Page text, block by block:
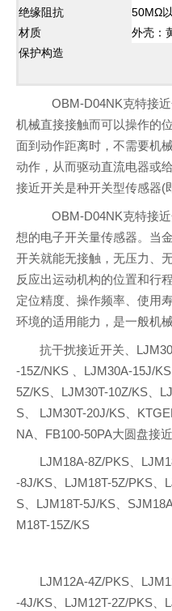
绝缘阻抗
50MΩ
材质
外壳
保护构造
OBM-D04NK克特接
机械直接接触而可以操作的
面到动作距离时，不需要机
动作，从而驱动直流电器或
接近开关是种开关型传感器(
OBM-D04NK克特接
想的电子开关量传感器。当
开关就能无接触，无压力、
反应出运动机构的位置和行
定位精度、操作频率、使用
环境的适用能力，是一般机
抗干扰接近开关、
-15Z/NKS 、LJM30A-15J/
5Z/KS、LJM30T-10Z/KS、
S、 LJM30T-20J/KS、
NA、FB100-50PA大圆盘接
LJM18A-8Z/PKS、
-8J/KS、LJM18T-5Z/PKS、
S、LJM18T-5J/KS、
M18T-15Z/KS
LJM12A-4Z/PKS、
-4J/KS、LJM12T-2Z/PKS、